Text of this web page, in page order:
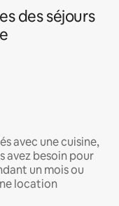
des séjours
avec une cuisine,
avez besoin pour
un mois ou
location